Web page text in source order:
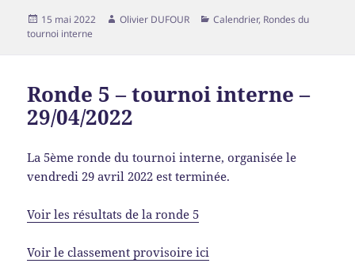
15 mai 2022 Olivier DUFOUR Calendrier, Rondes du
tournoi interne
Ronde 5 – tournoi interne –
29/04/2022
La 5ème ronde du tournoi interne, organisée le
vendredi 29 avril 2022 est terminée.
Voir les résultats de la ronde 5
Voir le classement provisoire ici